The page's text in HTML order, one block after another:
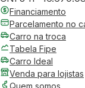
Financiamento
Parcelamento no
Carro na troca
Tabela Fipe
Carro Ideal
Venda para lojistas
Quem somos